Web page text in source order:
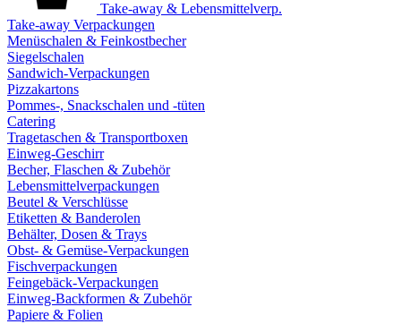
Take-away & Lebensmittelverp.
Take-away Verpackungen
Menüschalen & Feinkostbecher
Siegelschalen
Sandwich-Verpackungen
Pizzakartons
Pommes-, Snackschalen und -tüten
Catering
Tragetaschen & Transportboxen
Einweg-Geschirr
Becher, Flaschen & Zubehör
Lebensmittelverpackungen
Beutel & Verschlüsse
Etiketten & Banderolen
Behälter, Dosen & Trays
Obst- & Gemüse-Verpackungen
Fischverpackungen
Feingebäck-Verpackungen
Einweg-Backformen & Zubehör
Papiere & Folien